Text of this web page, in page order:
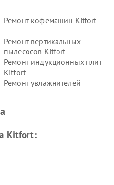
Ремонт кофемашин Kitfort
Ремонт вертикальных
пылесосов Kitfort
Ремонт индукционных плит
Kitfort
Ремонт увлажнителей
Kitfort
Kitfort
Kitfort: